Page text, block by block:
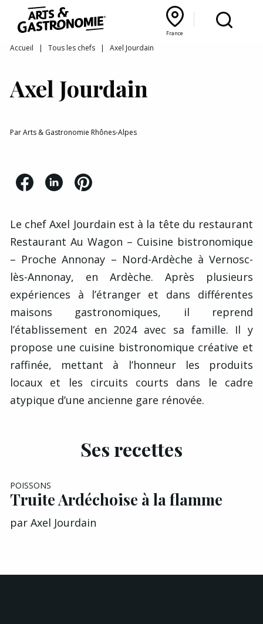
France
Recettes
Reportages
Interviews
Bourgogne Franche‑Comté
France
Lyon Rhône‑Alpes
Accueil | Tous les chefs | Axel Jourdain
Axel Jourdain
ParArts & Gastronomie Rhônes-Alpes
Le chefAxel Jourdain est à la tête du restaurant
Restaurant Au Wagon – Cuisine bistronomique
– Proche Annonay – Nord-Ardèche à Vernosc-
lès-Annonay, en Ardèche. Après plusieurs
expériences à l’étranger et dans différentes
maisons gastronomiques, il reprend
l’établissement en 2024 avec sa famille. Il y
propose une cuisine bistronomique créative et
raffinée, mettant à l’honneur les produits
locaux et les circuits courts dans le cadre
atypique d’une ancienne gare rénovée.
Ses recettes
POISSONS
Truite Ardéchoise à la flamme
par Axel Jourdain